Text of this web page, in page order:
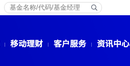
移动理财 客户服务 资讯中心